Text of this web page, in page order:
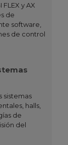
y AX
de
software,
de control
sistemas
halls,
de
del